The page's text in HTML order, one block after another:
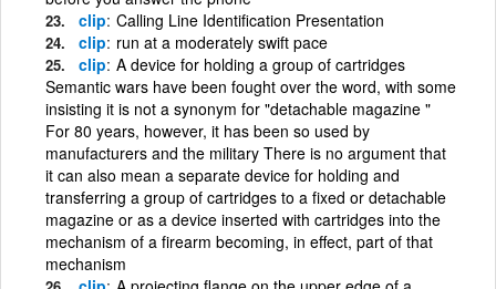
clip Calling Line Identification Presentation
clip run at a moderately swift pace
clip A device for holding a group of cartridges
Semantic wars have been fought over the word, with some
insisting it is not a synonym for "detachable magazine "
For 80 years, however, it has been so used by
manufacturers and the military There is no argument that
it can also mean a separate device for holding and
transferring a group of cartridges to a fixed or detachable
magazine or as a device inserted with cartridges into the
mechanism of a firearm becoming, in effect, part of that
mechanism